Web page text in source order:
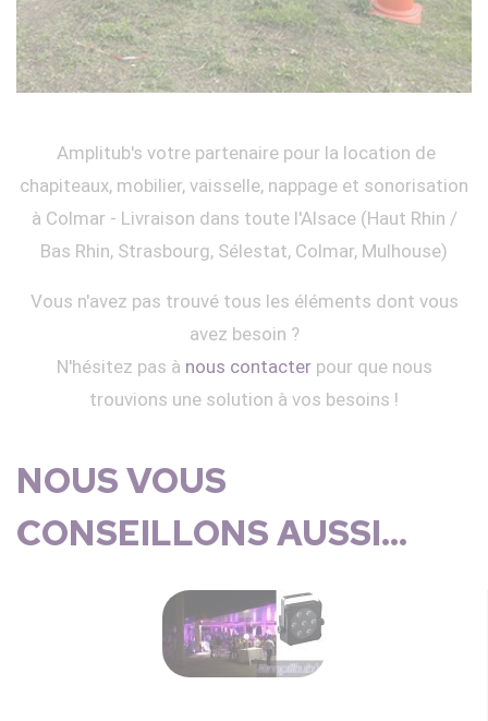
Amplitub's votre partenaire pour la location de
chapiteaux, mobilier, vaisselle, nappage et sonorisation
à Colmar - Livraison dans toute l'Alsace (Haut Rhin /
Bas Rhin, Strasbourg, Sélestat, Colmar, Mulhouse)
Vous n'avez pas trouvé tous les éléments dont vous
avez besoin ?
N'hésitez pas à nous contacterpour que nous
trouvions une solution à vos besoins !
NOUS VOUS
CONSEILLONS AUSSI...